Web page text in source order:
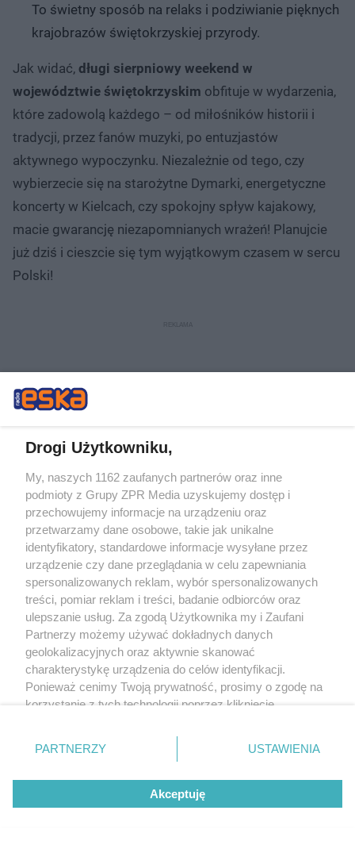
To świetny sposób na relaks i podziwianie pięknych
krajobrazów świętokrzyskiej przyrody.
Jak widać, długi sierpniowy weekend w
województwie świętokrzyskim obfituje w wydarzenia,
które zadowolą każdego – od miłośników historii i
tradycji, przez fanów muzyki, po entuzjastów
aktywnego wypoczynku. Niezależnie od tego, czy
wybierzecie się na starożytne Dymarki, energetyczne
koncerty w Kielcach, czy spokojny spływ kajakowy,
macie gwarancję niezapomnianych wrażeń! Planujcie
już dziś i cieszcie się tym wyjątkowym czasem w sercu
Polski!
Drogi Użytkowniku,
My, naszych 1162 zaufanych partnerów oraz inne
podmioty z Grupy ZPR Media uzyskujemy dostęp i
przechowujemy informacje na urządzeniu oraz
przetwarzamy dane osobowe, takie jak unikalne
identyfikatory, standardowe informacje wysyłane przez
urządzenie czy dane przeglądania w celu zapewniania
spersonalizowanych reklam, wybór spersonalizowanych
treści, pomiar reklam i treści, badanie odbiorców oraz
ulepszanie usług. Za zgodą Użytkownika my i Zaufani
Partnerzy możemy używać dokładnych danych
geolokalizacyjnych oraz aktywnie skanować
charakterystykę urządzenia do celów identyfikacji.
Ponieważ cenimy Twoją prywatność, prosimy o zgodę na
korzystanie z tych technologii poprzez kliknięcie
zmienić/wycofać klikając przycisk ustawień prywatności
znajdujący się w lewym dolnym rogu strony
rodzaje przetwarzania danych nie wymagają zgody
użytkownika, ale masz prawo sprzeciwić się takiemu
przetwarzaniu. Preferencje będą miały zastosowanie tylko
PARTNERZY USTAWIENIA
Akceptuję